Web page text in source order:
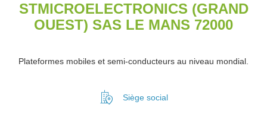
STMICROELECTRONICS (GRAND
OUEST) SAS LE MANS 72000
Plateformes mobiles et semi-conducteurs au niveau mondial.
Siège social